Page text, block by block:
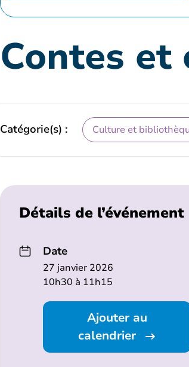
Contes et
Catégorie(s) : Culture et
Détails de l’événement
Date
27 janvier 2026
10h30 à 11h15
Ajouter au
calendrier